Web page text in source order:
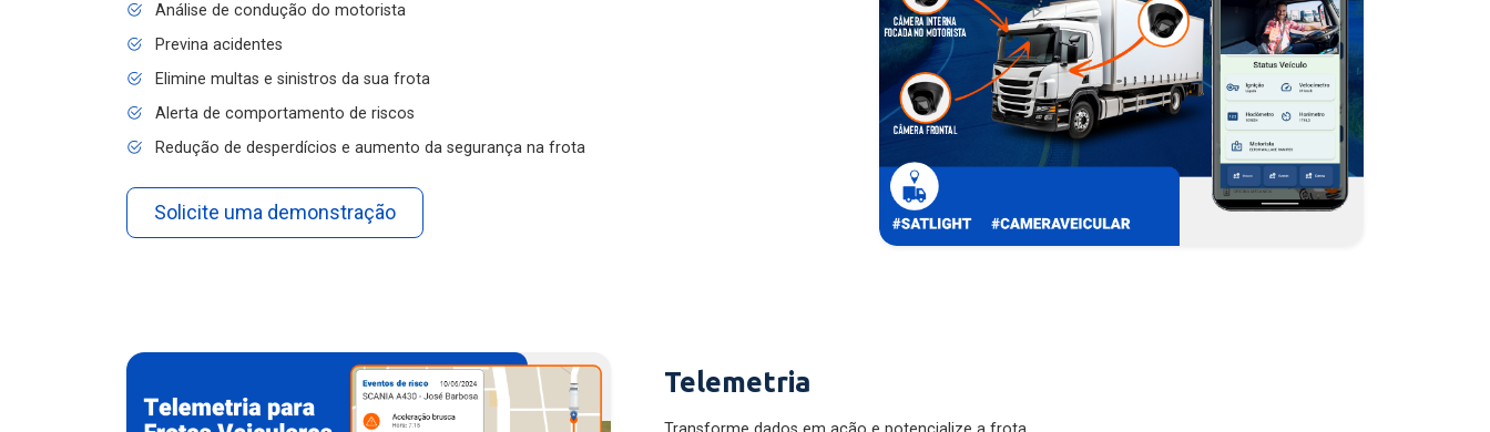
Previna acidentes
Elimine multas e sinistros da sua frota
Alerta de comportamento de riscos
Redução de desperdícios e aumento da segurança na frota
Solicite uma demonstração
Telemetria
Transforme dados em ação e potencialize a frota.